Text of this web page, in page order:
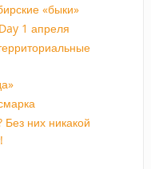
«быки»
1 апреля
Без них никакой